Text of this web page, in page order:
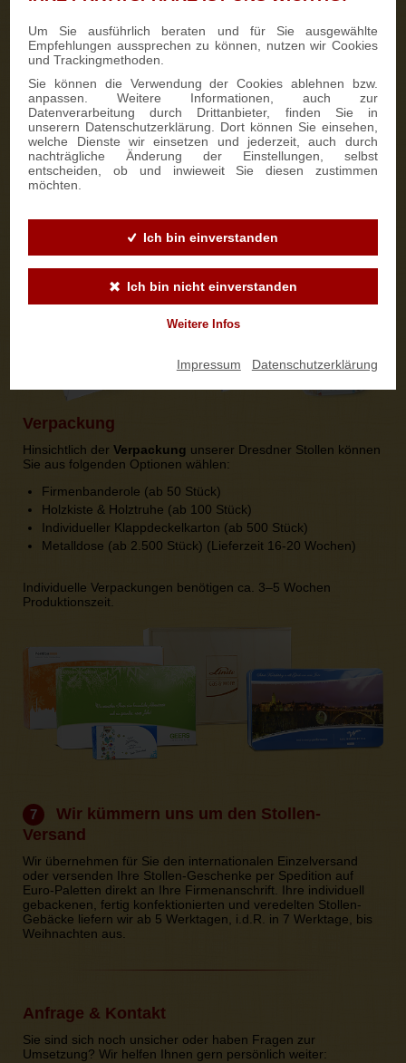
Um Sie ausführlich beraten und für Sie ausgewählte
Empfehlungen aussprechen zu können, nutzen wir Cookies
und Trackingmethoden.
Sie können die Verwendung der Cookies ablehnen bzw.
anpassen. Weitere Informationen, auch zur
Datenverarbeitung durch Drittanbieter, finden Sie in
unserern Datenschutzerklärung. Dort können Sie einsehen,
welche Dienste wir einsetzen und jederzeit, auch durch
nachträgliche Änderung der Einstellungen, selbst
entscheiden, ob und inwieweit Sie diesen zustimmen
möchten.
Ich bin einverstanden
Ich bin nicht einverstanden
Weitere Infos
Impressum Datenschutzerklärung
5 Kontaktaufnahme
Wir kontaktieren Sie persönlich.
6
Personalisierung auswählen
Stollenbanderole
An derStollenbanderole
können wir ab 50 Stück auf Wunsch
eine individuelle Gestaltung in Ihrem Firmendesign
Verpackung
Hinsichtlich der Verpackung unserer Dresdner Stollen können
Sie aus folgenden Optionen wählen:
Firmenbanderole (ab 50 Stück)
Holzkiste & Holztruhe (ab 100 Stück)
Individueller Klappdeckelkarton (ab 500 Stück)
Metalldose (ab 2.500 Stück) (Lieferzeit 16-20 Wochen)
Individuelle Verpackungen benötigen ca. 3–5 Wochen
Produktionszeit.
7
Wir kümmern uns um den Stollen-
Versand
Wir übernehmen für Sie den internationalen Einzelversand
oder versenden Ihre Stollen-Geschenke per Spedition auf
Euro-Paletten direkt an Ihre Firmenanschrift. Ihre individuell
gebackenen, fertig konfektionierten und veredelten Stollen-
Gebäcke liefern wir ab 5 Werktagen, i.d.R. in 7 Werktage, bis
Weihnachten aus.
Anfrage & Kontakt
Sie sind sich noch unsicher oder haben Fragen zur
Umsetzung? Wir helfen Ihnen gern persönlich weiter: